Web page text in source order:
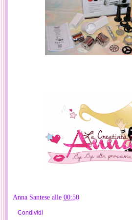
Anna Santese alle 00:50
Condividi